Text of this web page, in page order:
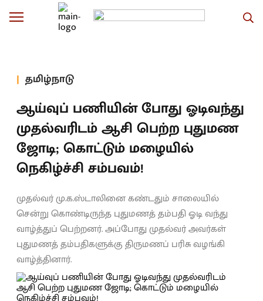
தமிழ்நாடு
ஆய்வுப் பணியின் போது ஓடிவந்து
முதல்வரிடம் ஆசி பெற்ற புதுமண
ஜோடி; கொட்டும் மழையில்
நெகிழ்ச்சி சம்பவம்!
முதல்வர் மு.க.ஸ்டாலினை கண்டதும் சாலையில்
சென்று கொண்டிருந்த புதுமணத் தம்பதி ஓடி வந்து
வாழ்த்துப் பெற்றனர். அப்போது முதல்வர் அவர்கள்
புதுமணத் தம்பதிகளுக்கு திருமணப் பரிசு வழங்கி
வாழ்த்தினார்.